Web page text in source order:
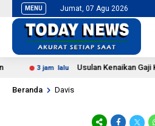
MENU Jumat, 07 Agu 2026
3 jam lalu Usulan Kenaikan Gaji
Beranda Davis